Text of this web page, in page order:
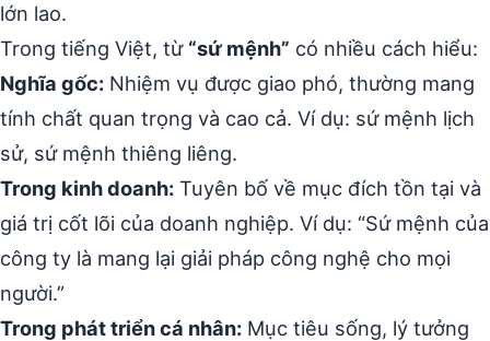
lớn lao.
Trong tiếng Việt, từ “sứ mệnh” có nhiều cách hiểu:
Nghĩa gốc: Nhiệm vụ được giao phó, thường mang
tính chất quan trọng và cao cả. Ví dụ: sứ mệnh lịch
sử, sứ mệnh thiêng liêng.
Trong kinh doanh: Tuyên bố về mục đích tồn tại và
giá trị cốt lõi của doanh nghiệp. Ví dụ: “Sứ mệnh của
công ty là mang lại giải pháp công nghệ cho mọi
người.”
Trong phát triển cá nhân: Mục tiêu sống, lý tưởng